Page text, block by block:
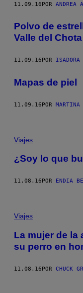
11.09.16POR ANDREA
Polvo de
Valle del Chota
11.09.16 POR ISADORA
Mapas de piel
11.09.16POR MARTINA
Viajes
¿Soy lo que
11.08.16 POR ENDIA
Viajes
La mujer de la
su perro en
11.08.16POR CHUCK